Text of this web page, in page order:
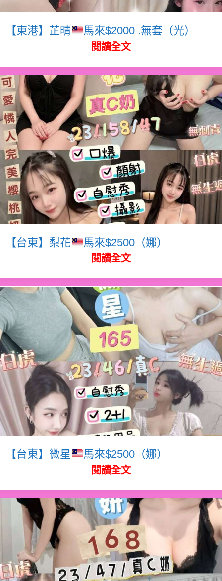
【東港】芷晴 馬來$2000 .無套（光）
閱讀全文
【台東】梨花 馬來$2500（娜）
閱讀全文
【台東】微星 馬來$2500（娜）
閱讀全文